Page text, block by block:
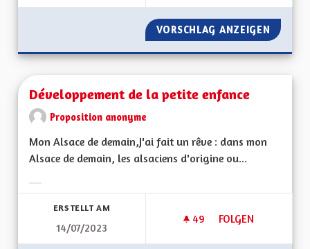
VORSCHLAG ANZEIGEN UN
Développement de la petite enfance
Proposition anonyme
Mon Alsace de demain,J'ai fait un rêve : dans mon
Alsace de demain, les alsaciens d'origine ou...
ERSTELLT AM
14/07/2023
49 49 FOLLOWER
FOLGEN
DÉVELOPPEMENT